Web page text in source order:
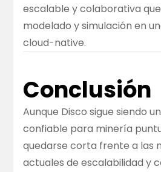
escalable y colaborativa
modelado y simulación en
cloud-native.
Conclusión
Aunque Disco sigue siendo
confiable para minería
quedarse corta frente a las
actuales de escalabilidad y